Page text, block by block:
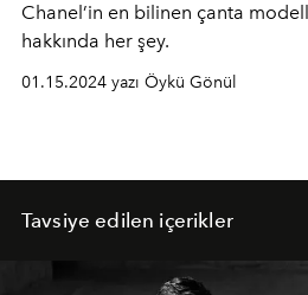
Chanel’in en bilinen çanta
hakkında her şey.
01.15.2024 yazı Öykü Gönül
Tavsiye edilen içerikler